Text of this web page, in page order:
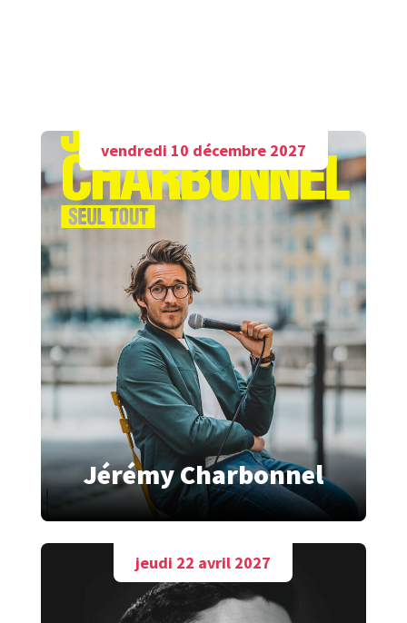
vendredi 10 décembre 2027
Jérémy Charbonnel
jeudi 22 avril 2027